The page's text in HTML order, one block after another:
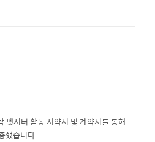
펫시터 활동 서약서 및 계약서를 통해
했습니다.